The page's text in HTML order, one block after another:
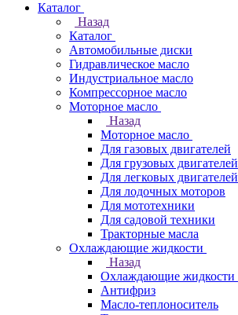
Каталог
Назад
Каталог
Автомобильные диски
Гидравлическое масло
Индустриальное масло
Компрессорное масло
Моторное масло
Назад
Моторное масло
Для газовых двигателей
Для грузовых двигателей
Для легковых двигателей
Для лодочных моторов
Для мототехники
Для садовой техники
Тракторные масла
Охлаждающие жидкости
Назад
Охлаждающие жидкости
Антифриз
Масло-теплоноситель